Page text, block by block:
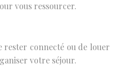
vous ressourcer.
rester connecté ou de louer
votre séjour.